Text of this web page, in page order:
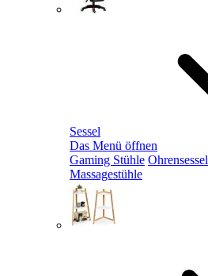
Sessel
Das Menü öffnen
Gaming Stühle Ohrensessel
Massagestühle